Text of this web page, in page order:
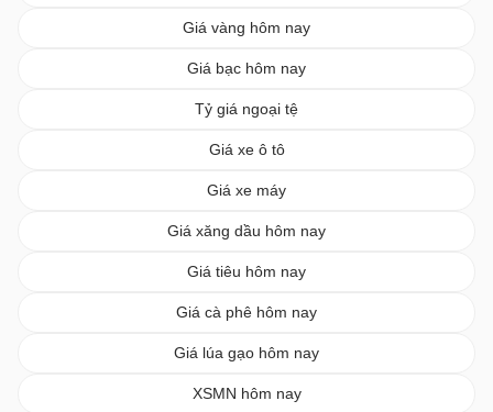
Giá vàng hôm nay
Giá bạc hôm nay
Tỷ giá ngoại tệ
Giá xe ô tô
Giá xe máy
Giá xăng dầu hôm nay
Giá tiêu hôm nay
Giá cà phê hôm nay
Giá lúa gạo hôm nay
XSMN hôm nay